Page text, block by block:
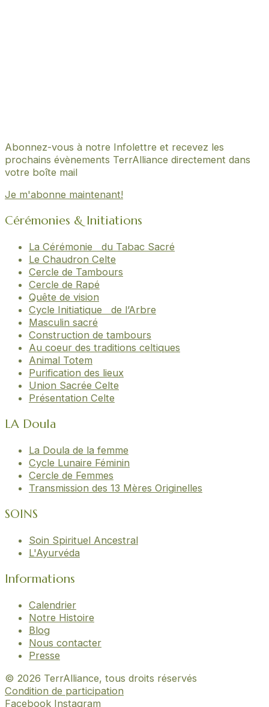
Abonnez-vous à notre Infolettre et recevez les
prochains évènements TerrAlliance directement dans
votre boîte mail
Je m'abonne maintenant!
Cérémonies & Initiations
La Cérémonie du Tabac Sacré
Le Chaudron Celte
Cercle de Tambours
Cercle de Rapé
Quête de vision
Cycle Initiatique de l’Arbre
Masculin sacré
Construction de tambours
Au coeur des traditions celtiques
Animal Totem
Purification des lieux
Union Sacrée Celte
Présentation Celte
LA Doula
La Doula de la femme
Cycle Lunaire Féminin
Cercle de Femmes
Transmission des 13 Mères Originelles
SOINS
Soin Spirituel Ancestral
L'Ayurvéda
Informations
Calendrier
Notre Histoire
Blog
Nous contacter
Presse
© 2026 TerrAlliance, tous droits réservés
Condition de participation
Facebook Instagram